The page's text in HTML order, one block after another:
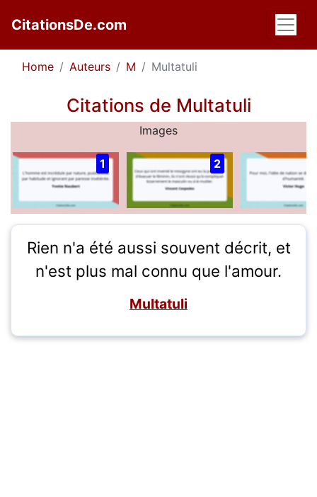
CitationsDe.com
Home Auteurs M Multatuli
Citations de Multatuli
Images
1 2
Rien n'a été aussi souvent décrit, et
n'est plus mal connu que l'amour.
Multatuli